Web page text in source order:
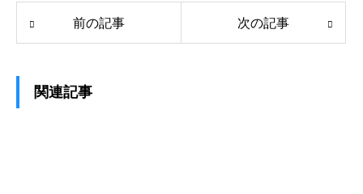
前の記事 次の記事
関連記事